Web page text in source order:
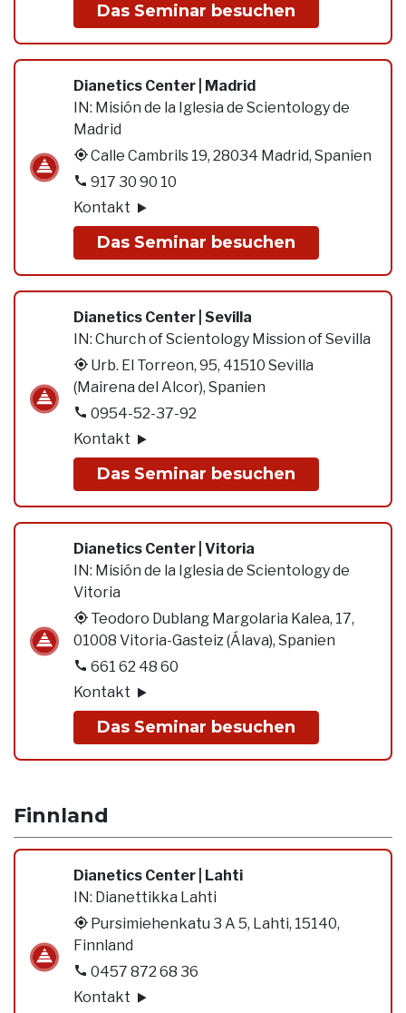
Das Seminar besuchen
Dianetics Center | Madrid
IN: Misión de la Iglesia de Scientology de
Madrid
Calle Cambrils 19, 28034 Madrid, Spanien
917 30 90 10
Kontakt
Das Seminar besuchen
Dianetics Center | Sevilla
IN: Church of Scientology Mission of Sevilla
Urb. El Torreon, 95, 41510 Sevilla
(Mairena del Alcor), Spanien
0954-52-37-92
Kontakt
Das Seminar besuchen
Dianetics Center | Vitoria
IN: Misión de la Iglesia de Scientology de
Vitoria
Teodoro Dublang Margolaria Kalea, 17,
01008 Vitoria-Gasteiz (Álava), Spanien
661 62 48 60
Kontakt
Das Seminar besuchen
Finnland
Dianetics Center | Lahti
IN: Dianettikka Lahti
Pursimiehenkatu 3 A 5, Lahti, 15140,
Finnland
0457 872 68 36
Kontakt